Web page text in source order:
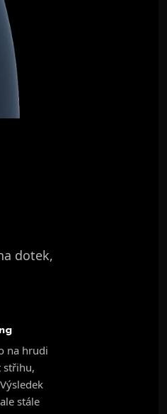
dotek,
na hrudi
střihu,
stále